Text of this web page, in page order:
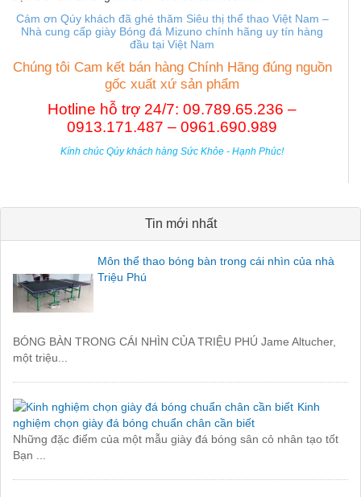
Cám ơn Qúy khách đã ghé thăm Siêu thị thể thao Việt Nam –
Nhà cung cấp giày Bóng đá Mizuno chính hãng uy tín hàng
đầu tại Việt Nam
Chúng tôi Cam kết bán hàng Chính Hãng đúng nguồn
gốc xuất xứ sản phẩm
Hotline hỗ trợ 24/7: 09.789.65.236 –
0913.171.487 – 0961.690.989
Kính chúc Qúy khách hàng Sức Khỏe - Hạnh Phúc!
Tin mới nhất
Môn thể thao bóng bàn trong cái nhìn của nhà
Triệu Phú
BÓNG BÀN TRONG CÁI NHÌN CỦA TRIỆU PHÚ Jame Altucher,
một triệu...
Kinh
nghiệm chọn giày đá bóng chuẩn chân cần biết
Những đặc điểm của một mẫu giày đá bóng sân cỏ nhân tạo tốt
Bạn ...